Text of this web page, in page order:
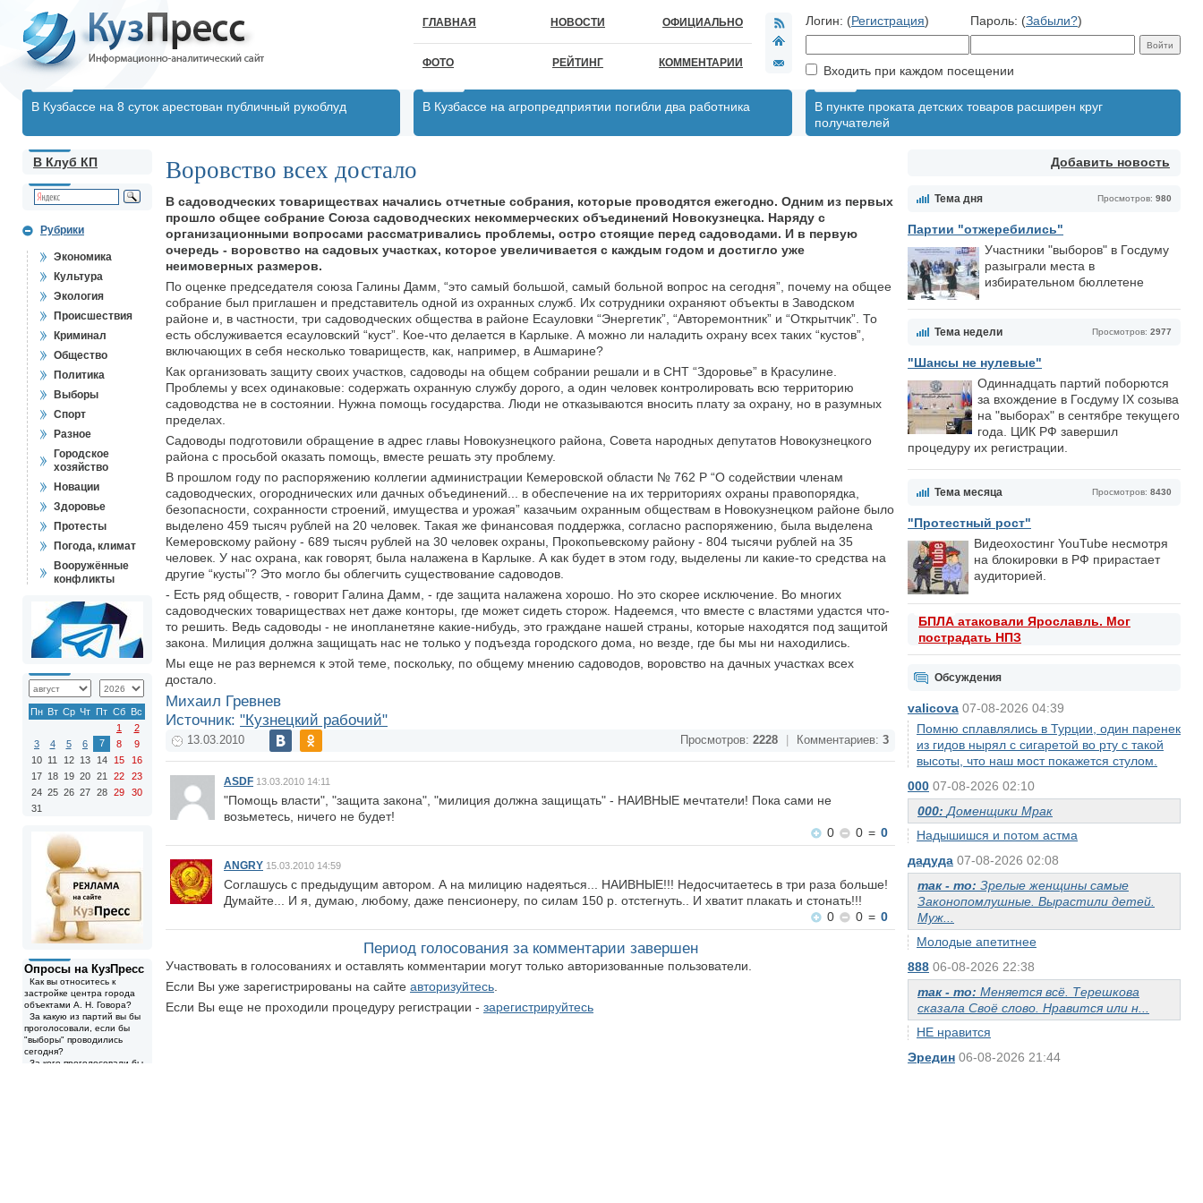
ГЛАВНАЯ НОВОСТИ ОФИЦИАЛЬНО
ФОТО РЕЙТИНГ КОММЕНТАРИИ
Логин: (Регистрация) Пароль: (Забыли?)
Входить при каждом посещении
В Кузбассе на 8 суток арестован публичный рукоблуд В Кузбассе на агропредприятии погибли два работника
В пункте проката детских товаров расширен круг
получателей
Добавить новость
Просмотров: 980
Тема дня
Партии "отжеребились"
Участники "выборов" в Госдуму
разыграли места в
избирательном бюллетене
Просмотров: 2977
Тема недели
"Шансы не нулевые"
Одиннадцать партий поборются
за вхождение в Госдуму IX созыва
на "выборах" в сентябре текущего
года. ЦИК РФ завершил
процедуру их регистрации.
Просмотров: 8430
Тема месяца
"Протестный рост"
Видеохостинг YouTube несмотря
на блокировки в РФ прирастает
аудиторией.
БПЛА атаковали Ярославль. Мог
пострадать НПЗ
Обсуждения
valicova 07-08-2026 04:39
Помню сплавлялись в Турции, один паренек
из гидов нырял с сигаретой во рту с такой
высоты, что наш мост покажется стулом.
000 07-08-2026 02:10
000: Доменщики Мрак
Надышишся и потом астма
дадуда 07-08-2026 02:08
так - то: Зрелые женщины самые
Законопомлушные. Вырастили детей.
Муж...
Молодые апетитнее
888 06-08-2026 22:38
так - то: Меняется всё. Терешкова
сказала Своё слово. Нравится или н...
НЕ нравится
Эредин 06-08-2026 21:44
В Клуб КП
Рубрики
Экономика
Культура
Экология
Происшествия
Криминал
Общество
Политика
Выборы
Спорт
Разное
Городское
хозяйство
Новации
Здоровье
Протесты
Погода, климат
Вооружённые
конфликты
Пн Вт Ср Чт Пт Сб Вс
1
2
3
4 5 6 7 8
9
10 11 12 13 14 15
16
17 18 19 20 21 22
23
24 25 26 27 28 29
30
31
Опросы на КузПресс
Как вы относитесь к
застройке центра города
объектами А. Н. Говора?
За какую из партий вы бы
проголосовали, если бы
"выборы" проводились
сегодня?
За кого проголосовали бы
Воровство всех достало
В садоводческих товариществах начались отчетные собрания, которые проводятся ежегодно. Одним из первых
прошло общее собрание Союза садоводческих некоммерческих объединений Новокузнецка. Наряду с
организационными вопросами рассматривались проблемы, остро стоящие перед садоводами. И в первую
очередь - воровство на садовых участках, которое увеличивается с каждым годом и достигло уже
неимоверных размеров.
По оценке председателя союза Галины Дамм, “это самый большой, самый больной вопрос на сегодня”, почему на общее
собрание был приглашен и представитель одной из охранных служб. Их сотрудники охраняют объекты в Заводском
районе и, в частности, три садоводческих общества в районе Есауловки “Энергетик”, “Авторемонтник” и “Открытчик”. То
есть обслуживается есауловский “куст”. Кое-что делается в Карлыке. А можно ли наладить охрану всех таких “кустов”,
включающих в себя несколько товариществ, как, например, в Ашмарине?
Как организовать защиту своих участков, садоводы на общем собрании решали и в СНТ “Здоровье” в Красулине.
Проблемы у всех одинаковые: содержать охранную службу дорого, а один человек контролировать всю территорию
садоводства не в состоянии. Нужна помощь государства. Люди не отказываются вносить плату за охрану, но в разумных
пределах.
Садоводы подготовили обращение в адрес главы Новокузнецкого района, Совета народных депутатов Новокузнецкого
района с просьбой оказать помощь, вместе решать эту проблему.
В прошлом году по распоряжению коллегии администрации Кемеровской области № 762 Р “О содействии членам
садоводческих, огороднических или дачных объединений... в обеспечение на их территориях охраны правопорядка,
безопасности, сохранности строений, имущества и урожая” казачьим охранным обществам в Новокузнецком районе было
выделено 459 тысяч рублей на 20 человек. Такая же финансовая поддержка, согласно распоряжению, была выделена
Кемеровскому району - 689 тысяч рублей на 30 человек охраны, Прокопьевскому району - 804 тысячи рублей на 35
человек. У нас охрана, как говорят, была налажена в Карлыке. А как будет в этом году, выделены ли какие-то средства на
другие “кусты”? Это могло бы облегчить существование садоводов.
- Есть ряд обществ, - говорит Галина Дамм, - где защита налажена хорошо. Но это скорее исключение. Во многих
садоводческих товариществах нет даже конторы, где может сидеть сторож. Надеемся, что вместе с властями удастся что-
то решить. Ведь садоводы - не инопланетяне какие-нибудь, это граждане нашей страны, которые находятся под защитой
закона. Милиция должна защищать нас не только у подъезда городского дома, но везде, где бы мы ни находились.
Мы еще не раз вернемся к этой теме, поскольку, по общему мнению садоводов, воровство на дачных участках всех
достало.
Михаил Гревнев
Источник: "Кузнецкий рабочий"
13.03.2010 Просмотров: 2228 Комментариев: 3
ASDF 13.03.2010 14:11
"Помощь власти", "защита закона", "милиция должна защищать" - НАИВНЫЕ мечтатели! Пока сами не
возьметесь, ничего не будет!
0
0 = 0
ANGRY 15.03.2010 14:59
Соглашусь с предыдущим автором. А на милицию надеяться... НАИВНЫЕ!!! Недосчитаетесь в три раза больше!
Думайте... И я, думаю, любому, даже пенсионеру, по силам 150 р. отстегнуть.. И хватит плакать и стонать!!!
0
0 = 0
Период голосования за комментарии завершен
Участвовать в голосованиях и оставлять комментарии могут только авторизованные пользователи.
Если Вы уже зарегистрированы на сайте авторизуйтесь
Если Вы еще не проходили процедуру регистрации - зарегистрируйтесь